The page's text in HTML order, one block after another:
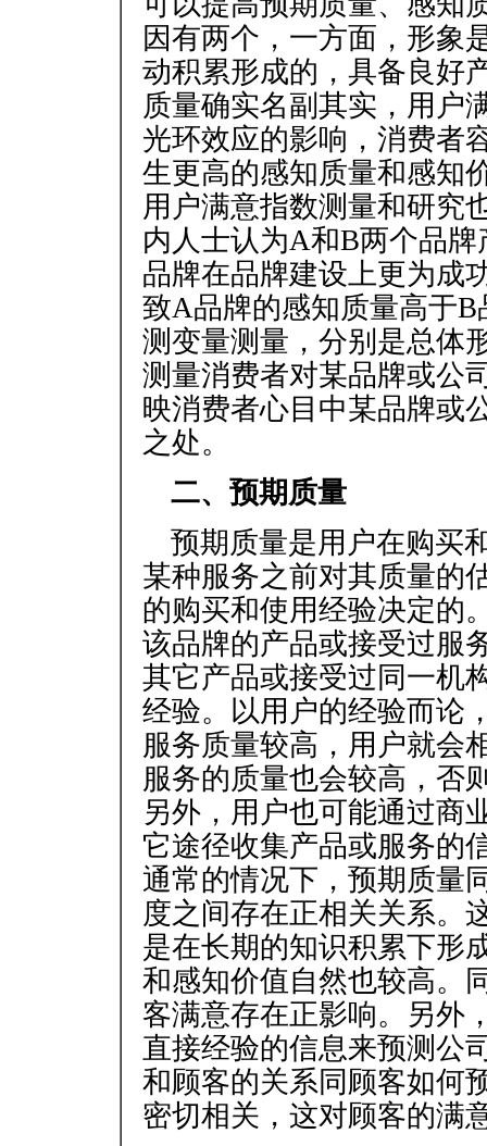
因有两个，一方面，形象
动积累形成的，具备良好
质量确实名副其实，用户
光环效应的影响，消费者
生更高的感知质量和感知
用户满意指数测量和研究
内人士认为A和B两个品
品牌在品牌建设上更为成
致A品牌的感知质量高于
测变量测量，分别是总体
测量消费者对某品牌或公
映消费者心目中某品牌或
之处。
二、预期质量
预期质量是用户在购买
某种服务之前对其质量的
的购买和使用经验决定的
该品牌的产品或接受过服
其它产品或接受过同一机
经验。以用户的经验而论
服务质量较高，用户就会
服务的质量也会较高，否
另外，用户也可能通过商
它途径收集产品或服务的
通常的情况下，预期质量
度之间存在正相关关系。
是在长期的知识积累下形
和感知价值自然也较高。
客满意存在正影响。另外
直接经验的信息来预测公
和顾客的关系同顾客如何
密切相关，这对顾客的满